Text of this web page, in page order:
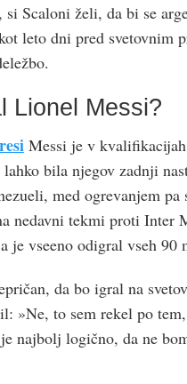
Scaloni želi, da bi se
leto dni pred svetovnim
Lionel Messi?
Messi je v
bila njegov zadnji
med ogrevanjem
nedavni tekmi proti Inter
je vseeno odigral vseh 90
da bo igral na
»Ne, to sem rekel po
najbolj logično, da ne